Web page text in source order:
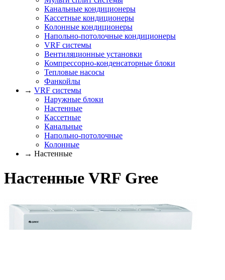
Канальные кондиционеры
Кассетные кондиционеры
Колонные кондиционеры
Напольно-потолочные кондиционеры
VRF системы
Вентиляционные установки
Компрессорно-конденсаторные блоки
Тепловые насосы
Фанкойлы
→ VRF системы
Наружные блоки
Настенные
Кассетные
Канальные
Напольно-потолочные
Колонные
→ Настенные
Настенные VRF Gree